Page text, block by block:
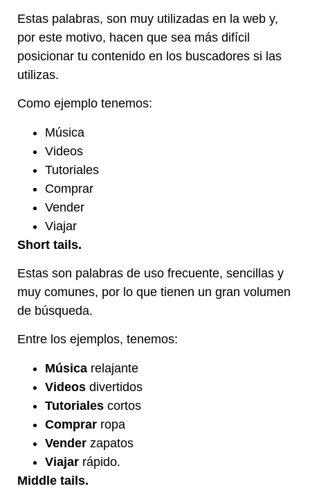
Estas palabras, son muy utilizadas en la web y,
por este motivo, hacen que sea más difícil
posicionar tu contenido en los buscadores si las
utilizas.
Como ejemplo tenemos:
Música
Videos
Tutoriales
Comprar
Vender
Viajar
Short tails.
Estas son palabras de uso frecuente, sencillas y
muy comunes, por lo que tienen un gran volumen
de búsqueda.
Entre los ejemplos, tenemos:
Música relajante
Videos divertidos
Tutoriales cortos
Comprar ropa
Vender zapatos
Viajar rápido.
Middle tails.